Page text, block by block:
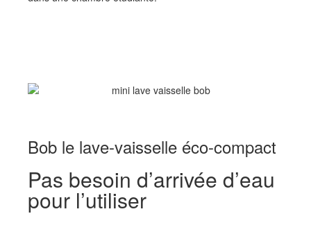
Bob le lave-vaisselle éco-compact
Pas besoin d’arrivée d’eau
pour l’utiliser